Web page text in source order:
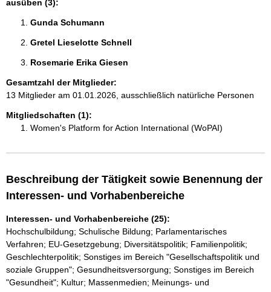
ausüben (3):
Gunda Schumann
Gretel Lieselotte Schnell
Rosemarie Erika Giesen
Gesamtzahl der Mitglieder:
13 Mitglieder am 01.01.2026, ausschließlich natürliche Personen
Mitgliedschaften (1):
Women's Platform for Action International (WoPAI)
Beschreibung der Tätigkeit sowie Benennung der
Interessen- und Vorhabenbereiche
Interessen- und Vorhabenbereiche (25):
Hochschulbildung; Schulische Bildung; Parlamentarisches
Verfahren; EU-Gesetzgebung; Diversitätspolitik; Familienpolitik;
Geschlechterpolitik; Sonstiges im Bereich "Gesellschaftspolitik und
soziale Gruppen"; Gesundheitsversorgung; Sonstiges im Bereich
"Gesundheit"; Kultur; Massenmedien; Meinungs- und